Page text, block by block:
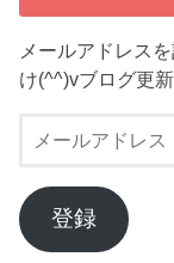
メールアドレス
け(^^)vブログ更
ー
ル
ア
ド
登録